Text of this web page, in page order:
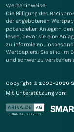
Werbehinweise:
Die Billigung des
der angebotenen
potenziellen Anlegern
lesen, bevor sie eine
zu informieren,
Wertpapiers. Sie sind im
und schwer zu verstehen
Copyright © 1998-2026
Mit Unterstützung von: